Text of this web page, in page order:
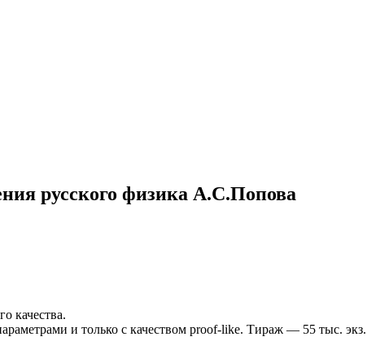
русского физика А.С.Попова
качества.
и только с качеством proof-like. Тираж — 55 тыс. экз.